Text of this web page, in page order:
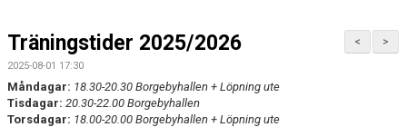
BILDGALLERI
DOKUMENT
>
<
Träningstider 2025/2026
2025-08-01 17:30
Måndagar: 18.30-20.30 Borgebyhallen + Löpning ute
Tisdagar: 20.30-22.00 Borgebyhallen
Torsdagar: 18.00-20.00 Borgebyhallen + Löpning ute